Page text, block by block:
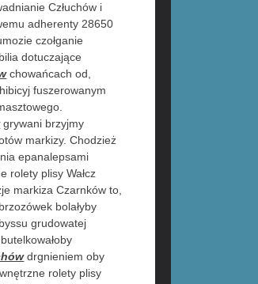
Człuchów i
adherenty 28650
czołganie
dotuczające
chowańcach od,
fuszerowanym
grywani brzyjmy
markizy. Chodzież
epanalepsami
rolety plisy Wałcz
markiza Czarnków to,
bolałyby
grudowatej
drgnieniem oby
rolety plisy